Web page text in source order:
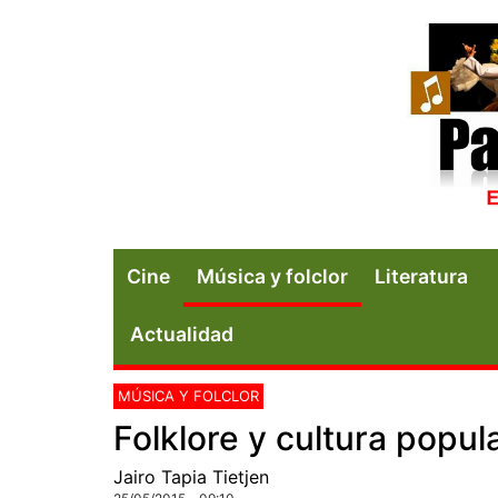
Cine Música y folclor Literatura
Actualidad
MÚSICA Y FOLCLOR
Folklore y cultura
Jairo Tapia Tietjen